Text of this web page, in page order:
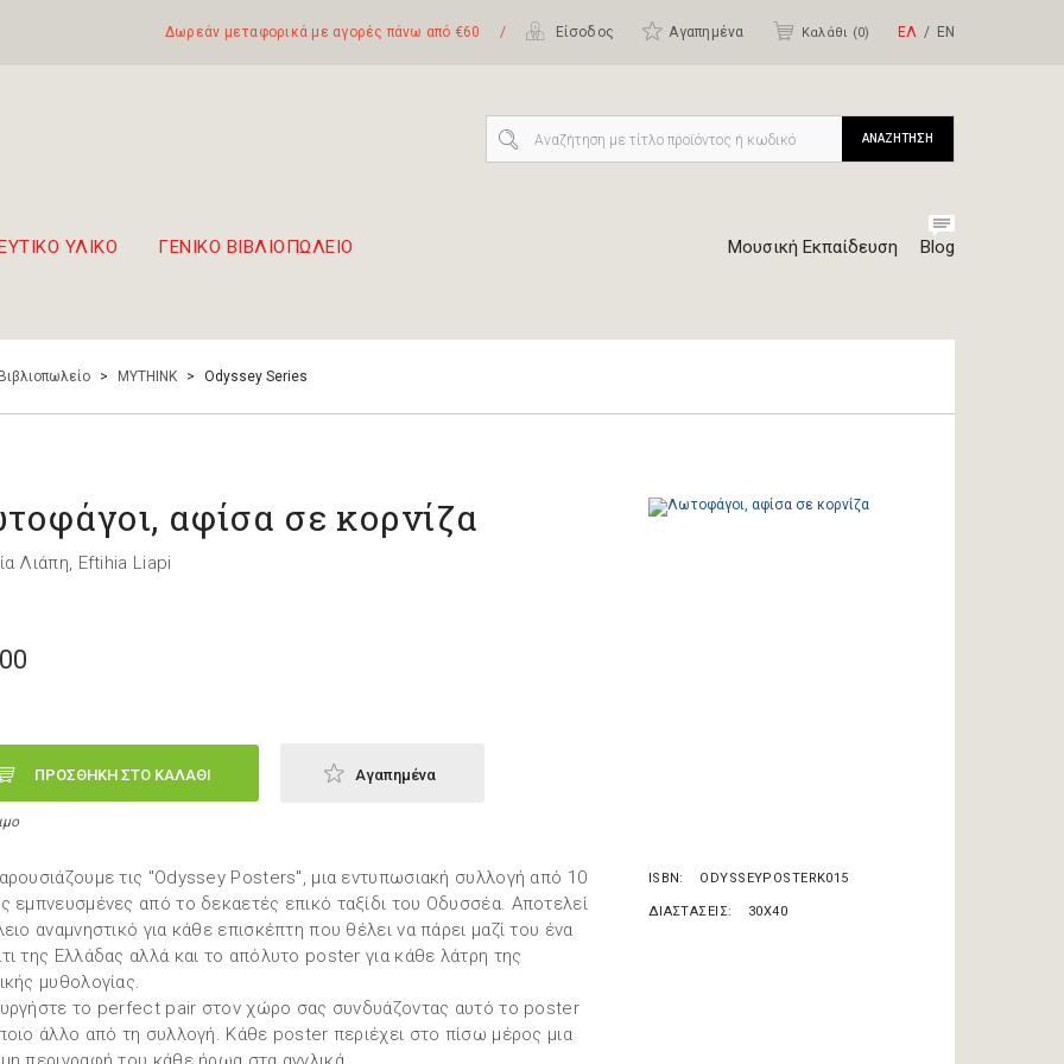
Δωρεάν μεταφορικά με αγορές πάνω από €60 / Είσοδος Αγαπημένα Καλάθι (0) ΕΛ ΕΝ
ΥΛΙΚΟ ΓΕΝΙΚΟ ΒΙΒΛΙΟΠΩΛΕΙΟ Μουσική Εκπαίδευση Blog
ΑΝΑΖΗΤΗΣΗ
> MYTHINK > Odyssey Series
αφίσα σε κορνίζα
Λιάπη, Eftihia Liapi
ΠΡΟΣΘΗΚΗ ΣΤΟ ΚΑΛΑΘΙ Αγαπημένα
τις "Odyssey Posters", μια εντυπωσιακή συλλογή από 10
εμπνευσμένες από το δεκαετές επικό ταξίδι του Οδυσσέα. Αποτελεί
αναμνηστικό για κάθε επισκέπτη που θέλει να πάρει μαζί του ένα
της Ελλάδας αλλά και το απόλυτo poster για κάθε λάτρη της
μυθολογίας.
το perfect pair στον χώρο σας συνδυάζοντας αυτό το poster
άλλο από τη συλλογή. Κάθε poster περιέχει στο πίσω μέρος μια
ISBN ODYSSEYPOSTERK015
ΔΙΑΣΤΑΣΕΙΣ 30X40